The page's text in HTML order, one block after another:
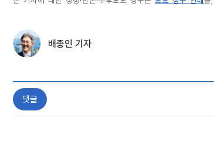
배종인 기자
댓글